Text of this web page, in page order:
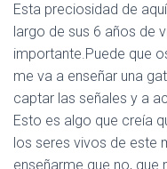
a
Esta preciosidad de
largo de sus 6 años de
importante.Puede que
me va a enseñar una
captar las señales y a
Esto es algo que creía
los seres vivos de este
enseñarme que no, que